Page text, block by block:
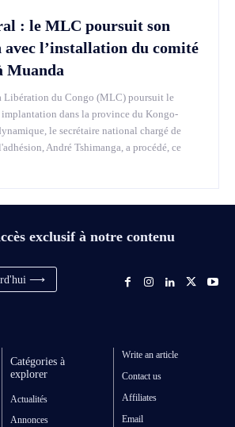
: le MLC poursuit son
l’installation du comité
Muanda
Libération du Congo (MLC) poursuit le
implantation dans la province du Kongo-
le secrétaire national chargé de
André Tshimanga, a procédé, ce
exclusif à notre contenu
⟶
Catégories à
explorer
Actualités
Annonces
Write an article
Contact us
Affiliates
Email